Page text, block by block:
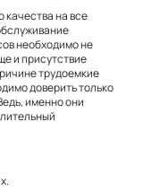
на все
необходимо не
и присутствие
трудоемкие
доверить только
именно они